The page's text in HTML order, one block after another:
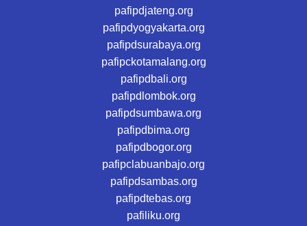
pafipdjateng.org
pafipdyogyakarta.org
pafipdsurabaya.org
pafipckotamalang.org
pafipdbali.org
pafipdlombok.org
pafipdsumbawa.org
pafipdbima.org
pafipdbogor.org
pafipclabuanbajo.org
pafipdsambas.org
pafipdtebas.org
pafiliku.org